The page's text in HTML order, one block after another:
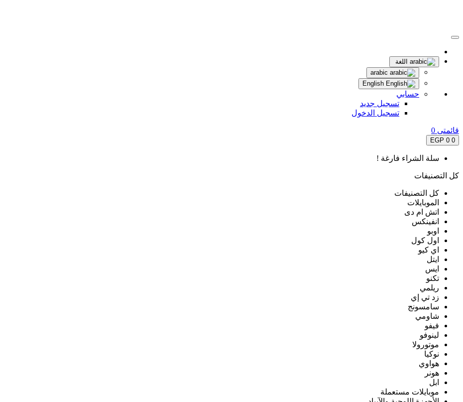
اللغة
حسابي
تسجيل جديد
تسجيل الدخول
قائمتى 0
0
0 EGP
سلة الشراء فارغة !
كل التصنيفات
كل التصنيفات
الموبايلات
اتش ام دى
انفينكس
اوبو
اول كول
اي كيو
ايتل
ايس
تكنو
ريلمي
زد تي إي
سامسونج
شاومي
فيفو
لينوفو
موتورولا
نوكيا
هواوي
هونر
ابل
موبايلات مستعملة